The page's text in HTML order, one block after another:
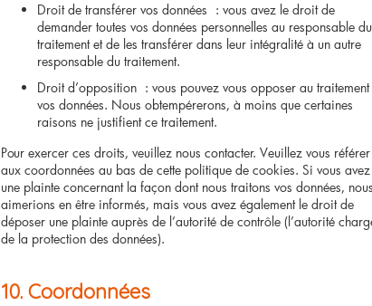
Droit de transférer vos données : vous avez le droit de
demander toutes vos données personnelles au responsable du
traitement et de les transférer dans leur intégralité à un autre
responsable du traitement.
Droit d’opposition : vous pouvez vous opposer au
vos données. Nous obtempérerons, à moins que certaines
raisons ne justifient ce traitement.
Pour exercer ces droits, veuillez nous contacter. Veuillez vous référer
aux coordonnées au bas de cette politique de cookies. Si vous avez
une plainte concernant la façon dont nous traitons vos données, nous
aimerions en être informés, mais vous avez également le droit de
déposer une plainte auprès de l’autorité de contrôle (l’autorité
de la protection des données).
10. Coordonnées